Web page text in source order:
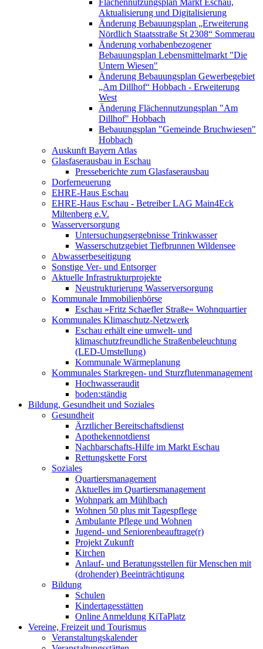
Flächennutzungsplan Markt Eschau,
Aktualisierung und Digitalisierung
Änderung Bebauungsplan „Erweiterung
Nördlich Staatsstraße St 2308“ Sommerau
Änderung vorhabenbezogener
Bebauungsplan Lebensmittelmarkt "Die
Untern Wiesen"
Änderung Bebauungsplan Gewerbegebiet
„Am Dillhof“ Hobbach - Erweiterung
West
Änderung Flächennutzungsplan "Am
Dillhof" Hobbach
Bebauungsplan "Gemeinde Bruchwiesen"
Hobbach
Auskunft Bayern Atlas
Glasfaserausbau in Eschau
Presseberichte zum Glasfaserausbau
Dorferneuerung
EHRE-Haus Eschau
EHRE-Haus Eschau - Betreiber LAG Main4Eck
Miltenberg e.V.
Wasserversorgung
Untersuchungsergebnisse Trinkwasser
Wasserschutzgebiet Tiefbrunnen Wildensee
Abwasserbeseitigung
Sonstige Ver- und Entsorger
Aktuelle Infrastrukturprojekte
Neustrukturierung Wasserversorgung
Kommunale Immobilienbörse
Eschau »Fritz Schaefler Straße« Wohnquartier
Kommunales Klimaschutz-Netzwerk
Eschau erhält eine umwelt- und
klimaschutzfreundliche Straßenbeleuchtung
(LED-Umstellung)
Kommunale Wärmeplanung
Kommunales Starkregen- und Sturzflutenmanagement
Hochwasseraudit
boden:ständig
Bildung, Gesundheit und Soziales
Gesundheit
Ärztlicher Bereitschaftsdienst
Apothekennotdienst
Nachbarschafts-Hilfe im Markt Eschau
Rettungskette Forst
Soziales
Quartiersmanagement
Aktuelles im Quartiersmanagement
Wohnpark am Mühlbach
Wohnen 50 plus mit Tagespflege
Ambulante Pflege und Wohnen
Jugend- und Seniorenbeauftrage(r)
Projekt Zukunft
Kirchen
Anlauf- und Beratungsstellen für Menschen mit
(drohender) Beeinträchtigung
Bildung
Schulen
Kindertagesstätten
Online Anmeldung KiTaPlatz
Vereine, Freizeit und Tourismus
Veranstaltungskalender